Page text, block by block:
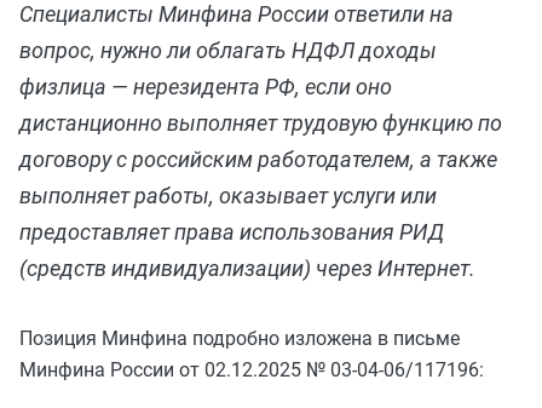
Специалисты Минфина России ответили на
вопрос, нужно ли облагать НДФЛ доходы
физлица — нерезидента РФ, если оно
дистанционно выполняет трудовую функцию по
договору с российским работодателем, а также
выполняет работы, оказывает услуги или
предоставляет права использования РИД
(средств индивидуализации) через Интернет.
Позиция Минфина подробно изложена в письме
Минфина России от 02.12.2025 № 03-04-06/117196: